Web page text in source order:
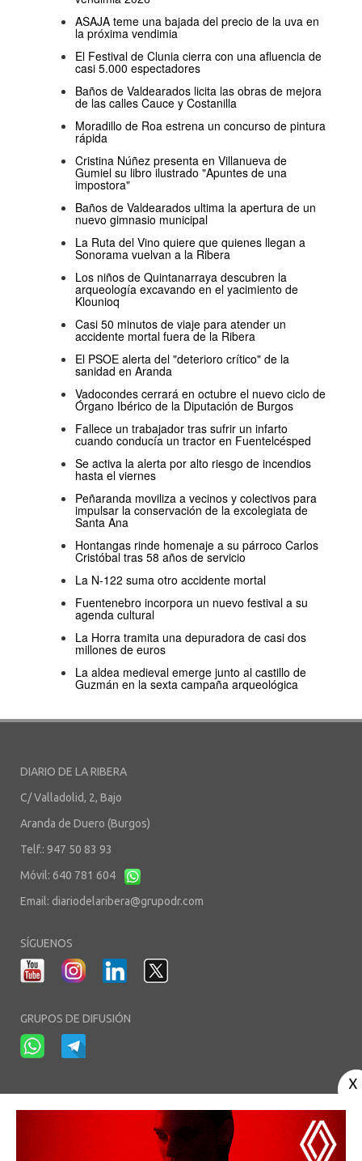
ASAJA teme una bajada del precio de la uva en
la próxima vendimia
El Festival de Clunia cierra con una afluencia de
casi 5.000 espectadores
Baños de Valdearados licita las obras de mejora
de las calles Cauce y Costanilla
Moradillo de Roa estrena un concurso de pintura
rápida
Cristina Núñez presenta en Villanueva de
Gumiel su libro ilustrado "Apuntes de una
impostora"
Baños de Valdearados ultima la apertura de un
nuevo gimnasio municipal
La Ruta del Vino quiere que quienes llegan a
Sonorama vuelvan a la Ribera
Los niños de Quintanarraya descubren la
arqueología excavando en el yacimiento de
Klounioq
Casi 50 minutos de viaje para atender un
accidente mortal fuera de la Ribera
El PSOE alerta del "deterioro crítico" de la
sanidad en Aranda
Vadocondes cerrará en octubre el nuevo ciclo de
Órgano Ibérico de la Diputación de Burgos
Fallece un trabajador tras sufrir un infarto
cuando conducía un tractor en Fuentelcésped
Se activa la alerta por alto riesgo de incendios
hasta el viernes
Peñaranda moviliza a vecinos y colectivos para
impulsar la conservación de la excolegiata de
Santa Ana
Hontangas rinde homenaje a su párroco Carlos
Cristóbal tras 58 años de servicio
La N-122 suma otro accidente mortal
Fuentenebro incorpora un nuevo festival a su
agenda cultural
La Horra tramita una depuradora de casi dos
millones de euros
La aldea medieval emerge junto al castillo de
Guzmán en la sexta campaña arqueológica
DIARIO DE LA RIBERA
C/ Valladolid, 2, Bajo
Aranda de Duero (Burgos)
Telf.: 947 50 83 93
Móvil: 640 781 604
Email: diariodelaribera@grupodr.com
SÍGUENOS
GRUPOS DE DIFUSIÓN